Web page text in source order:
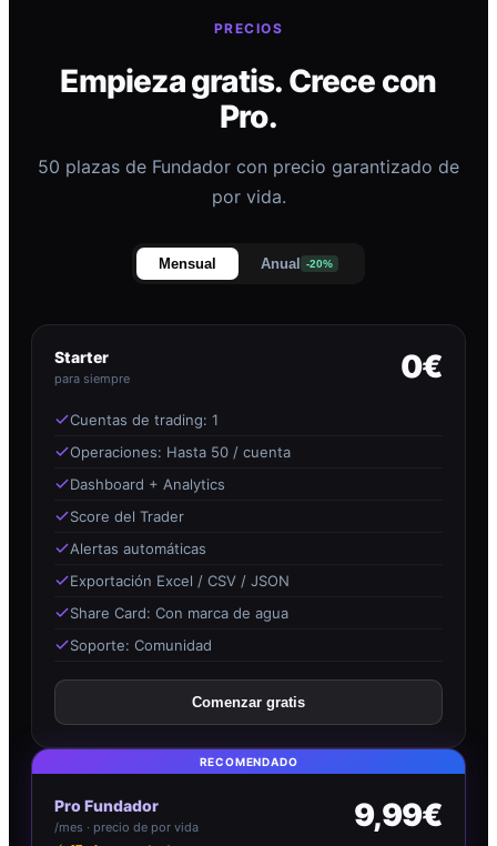
PRECIOS
Empieza gratis. Crece con
Pro.
50 plazas de Fundador con precio garantizado de
por vida.
Mensual Anual -20%
Starter
para siempre 0€
Cuentas de trading: 1
Operaciones: Hasta 50 / cuenta
Dashboard + Analytics
Score del Trader
Alertas automáticas
Exportación Excel / CSV / JSON
Share Card: Con marca de agua
Soporte: Comunidad
Comenzar gratis
RECOMENDADO
Pro Fundador
/mes · precio de por vida
9,99€